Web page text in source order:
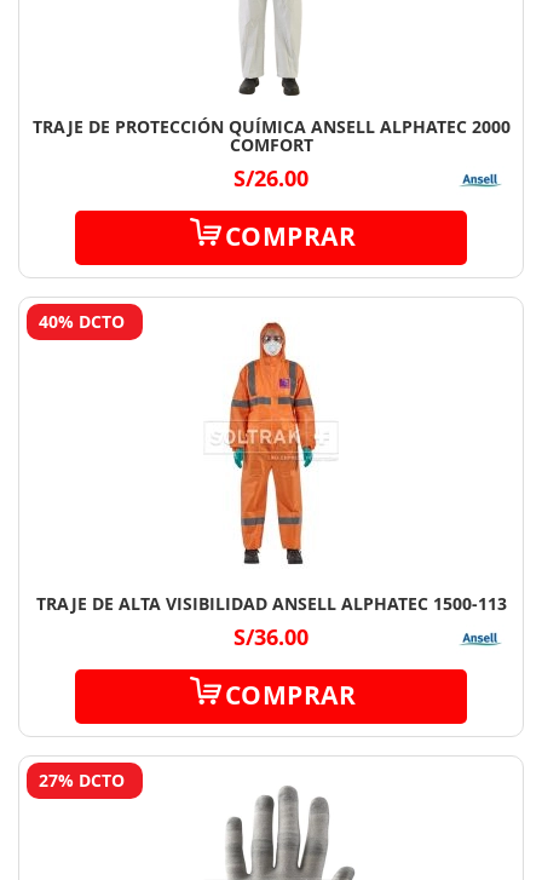
TRAJE DE PROTECCIÓN QUÍMICA ANSELL ALPHATEC 2000
COMFORT
S/26.00
COMPRAR
40% DCTO
TRAJE DE ALTA VISIBILIDAD ANSELL ALPHATEC 1500-113
S/36.00
COMPRAR
27% DCTO